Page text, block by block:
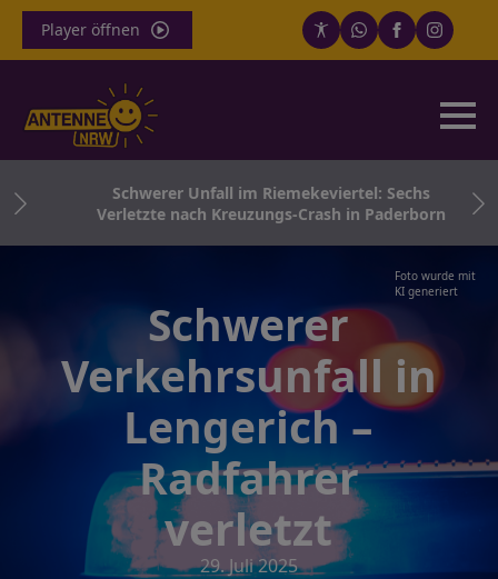
Player öffnen
Schwerer Unfall im Riemekeviertel: Sechs
Verletzte nach Kreuzungs-Crash in Paderborn
Foto wurde mit
KI generiert
Schwerer
Verkehrsunfall in
Lengerich –
Radfahrer
verletzt
29. Juli 2025